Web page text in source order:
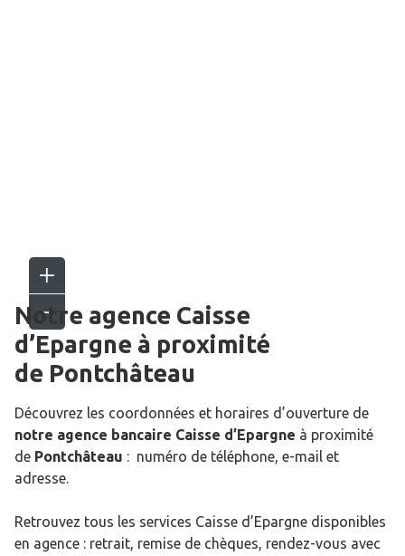
Notre agence Caisse
d’Epargne à proximité
de Pontchâteau
Découvrez les coordonnées et horaires d’ouverture de
notre agence bancaire Caisse d’Epargne à proximité
de Pontchâteau : numéro de téléphone, e-mail et
adresse.
Retrouvez tous les services Caisse d’Epargne disponibles
en agence : retrait, remise de chèques, rendez-vous avec